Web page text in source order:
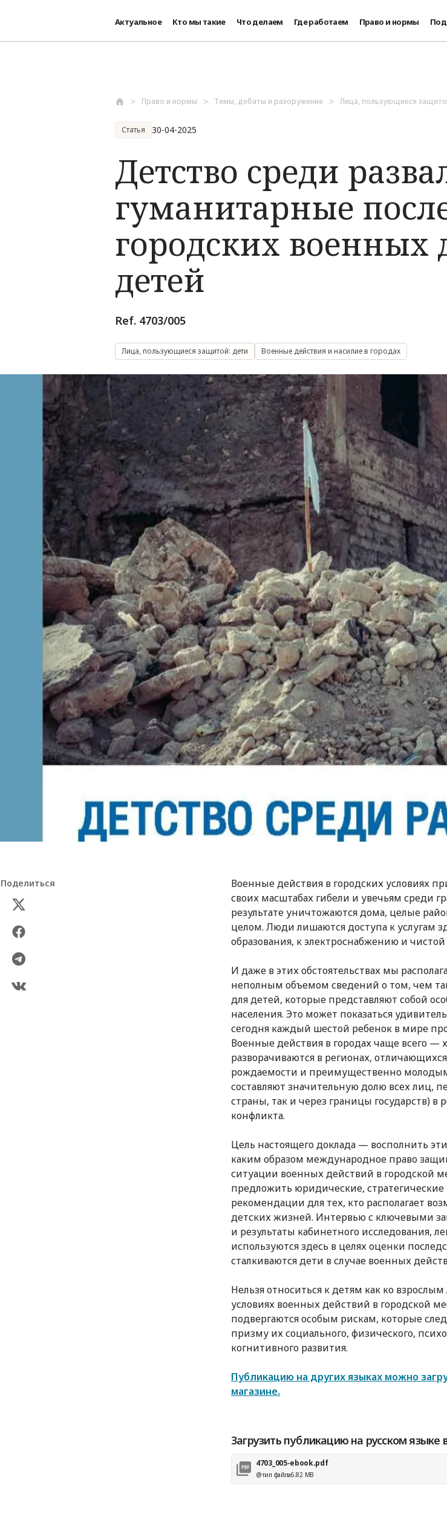
Актуальное Кто мы такие Что делаем Где работаем Право и нормы
Право и нормы Темы, дебаты и разоружение Лица, пользующиеся
Статья 30-04-2025
Детство среди
гуманитарные
городских военных
детей
Ref. 4703/005
Лица, пользующиеся защитой: дети Военные действия и насилие в городах
Поделиться
Военные действия в городских условиях
своих масштабах гибели и увечьям среди
результате уничтожаются дома, целые
целом. Люди лишаются доступа к услугам
образования, к электроснабжению и чистой
И даже в этих обстоятельствах мы
неполным объемом сведений о том, чем
для детей, которые представляют собой
населения. Это может показаться
сегодня каждый шестой ребенок в мире
Военные действия в городах чаще всего —
разворачиваются в регионах,
рождаемости и преимущественно
составляют значительную долю всех лиц,
страны, так и через границы государств) в
конфликта.
Цель настоящего доклада — восполнить
каким образом международное право
ситуации военных действий в городской
предложить юридические,
рекомендации для тех, кто располагает
детских жизней. Интервью с ключевыми
и результаты кабинетного исследования,
используются здесь в целях оценки
сталкиваются дети в случае военных
Нельзя относиться к детям как ко
условиях военных действий в городской
подвергаются особым рискам, которые
призму их социального, физического,
когнитивного развития.
Публикацию на других языках можно
магазине.
Загрузить публикацию на русском языке
4703_005-ebook.pdf
@тип файла6.82 MB